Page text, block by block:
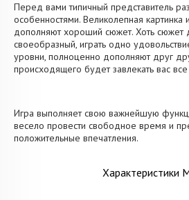
Перед вами типичный представитель
особенностями. Великолепная картинка
дополняют хороший сюжет. Хоть сюжет
своеобразный, играть одно
уровни, полноценно дополняют друг
происходящего будет завлекать вас
Игра выполняет свою важнейшую
весело провести свободное время и
положительные впечатления.
Характеристики